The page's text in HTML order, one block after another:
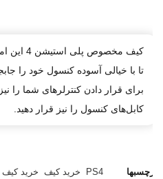
کیف
تا با خیالی آسوده کنسول خود را
برای قرار دادن کنترلرهای شما را
کابل‌های کنسول را نیز قرار دهید.
برچسبها
PS4 خرید کیف
خرید کیف PlayStation 4